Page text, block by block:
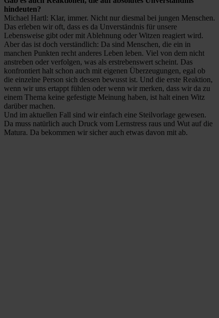
hindeuten?
Michael Hartl: Klar, immer. Nicht nur diesmal bei jungen Menschen.
Das erleben wir oft, dass es da Unverständnis für unsere
Lebensweise gibt oder mit Ablehnung oder Witzen reagiert wird.
Aber das ist doch verständlich: Da sind Menschen, die ein in
manchen Punkten recht anderes Leben leben. Viel von dem nicht
anstreben oder verfolgen, was als erstrebenswert scheint. Das
konfrontiert halt schon auch mit eigenen Überzeugungen, egal ob
die einzelne Person sich dessen bewusst ist. Und die erste Reaktion,
wenn wir uns ertappt fühlen oder wenn wir merken, dass wir da zu
einem Thema keine gefestigte Meinung haben, ist halt einen Witz
darüber machen.
Und im aktuellen Fall sind wir einfach eine Steilvorlage gewesen.
Da muss natürlich auch Druck vom Lernstress raus und Wut auf die
Matura. Da bekommen wir sicher auch etwas davon mit ab.